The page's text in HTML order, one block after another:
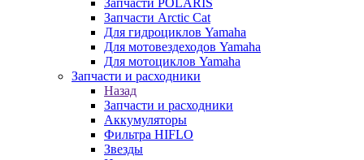
Запчасти POLARIS
Запчасти Arctic Cat
Для гидроциклов Yamaha
Для мотовездеходов Yamaha
Для мотоциклов Yamaha
Запчасти и расходники
Назад
Запчасти и расходники
Аккумуляторы
Фильтра HIFLO
Звезды